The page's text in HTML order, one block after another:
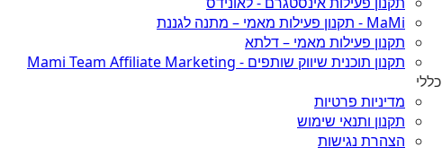
MaMi - תקנון פעילות מאמי – מתנה לגננת
תקנון פעילות מאמי – דלתא
תקנון תוכנית שיווק שותפים - Mami Team Affiliate Marketing
כללי
מדיניות פרטיות
תקנון ותנאי שימוש
הצהרת נגישות